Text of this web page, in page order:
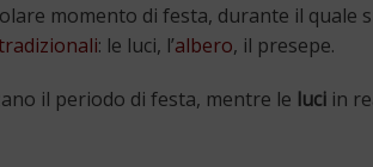
momento di festa, durante il quale
: le luci, l’albero, il presepe.
il periodo di festa, mentre le luci in